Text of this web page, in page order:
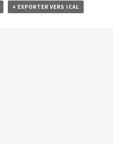
+ EXPORTER VERS ICAL